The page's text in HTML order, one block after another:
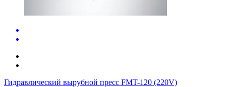
Гидравлический вырубной пресс FMT-120 (220V)